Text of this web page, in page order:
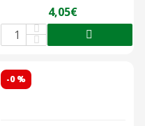
4,05€
-0 %